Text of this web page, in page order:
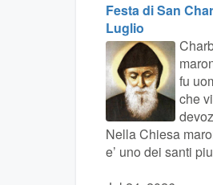
Festa di San
Luglio
fu
che
Nella Chiesa
e’ uno dei santi